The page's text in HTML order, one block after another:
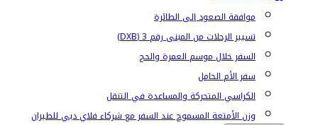
موافقة الصعود إلى الطائرة
تسيير الرحلات من المبنى رقم 3 (DXB)
السفر خلال موسم العمرة والحج
سفر الأم الحامل
الكراسي المتحركة والمساعدة في التنقل
وزن الأمتعة المسموح عند السفر مع شركاء فلاي دبي للطيران